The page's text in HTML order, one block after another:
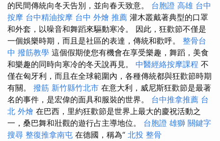
的民間傳統向冬天告別，並向春天致意。 台胞證 高雄 台中
按摩 台中精油按摩 台中 外燴 推薦 灌木叢戴著典型的口罩
和外套，以噪音和舞蹈來驅動寒冷。 因此，狂歡節不僅是
一個娛樂時期，而且是社區的表達，傳統和歡呼。 整骨台
中 撥筋教學 這個假期使您有機會在享受樂趣，舞蹈，美食
和樂趣的同時向寒冷的冬天說再見。 中醫經絡按摩課程 不
僅在匈牙利，而且在全球範圍內，各種傳統都與狂歡節時期
有關。 撥筋 新竹縣竹北市 在意大利，威尼斯狂歡節是最著
名的事件，是宏偉的面具和服裝的世界。 台中推拿推薦 台
北 外燴 在巴西，里約狂歡節是世界上最大的慶祝活動之
一，桑巴舞和壯觀的遊行占主導地位。 台胞證 雄獅 關鍵字
搜尋 整復推拿南屯 在德國，稱為“ 北投 整骨